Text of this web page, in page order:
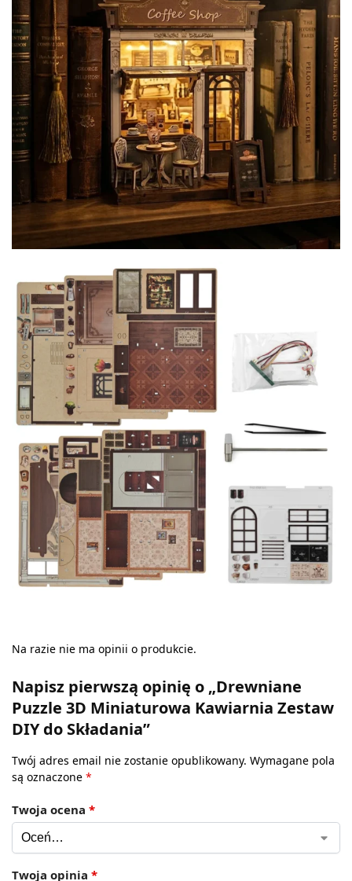
Na razie nie ma opinii o produkcie.
Napisz pierwszą opinię o „Drewniane
Puzzle 3D Miniaturowa Kawiarnia Zestaw
DIY do Składania”
Twój adres email nie zostanie opublikowany. Wymagane pola
są oznaczone *
Twoja ocena *
Twoja opinia *